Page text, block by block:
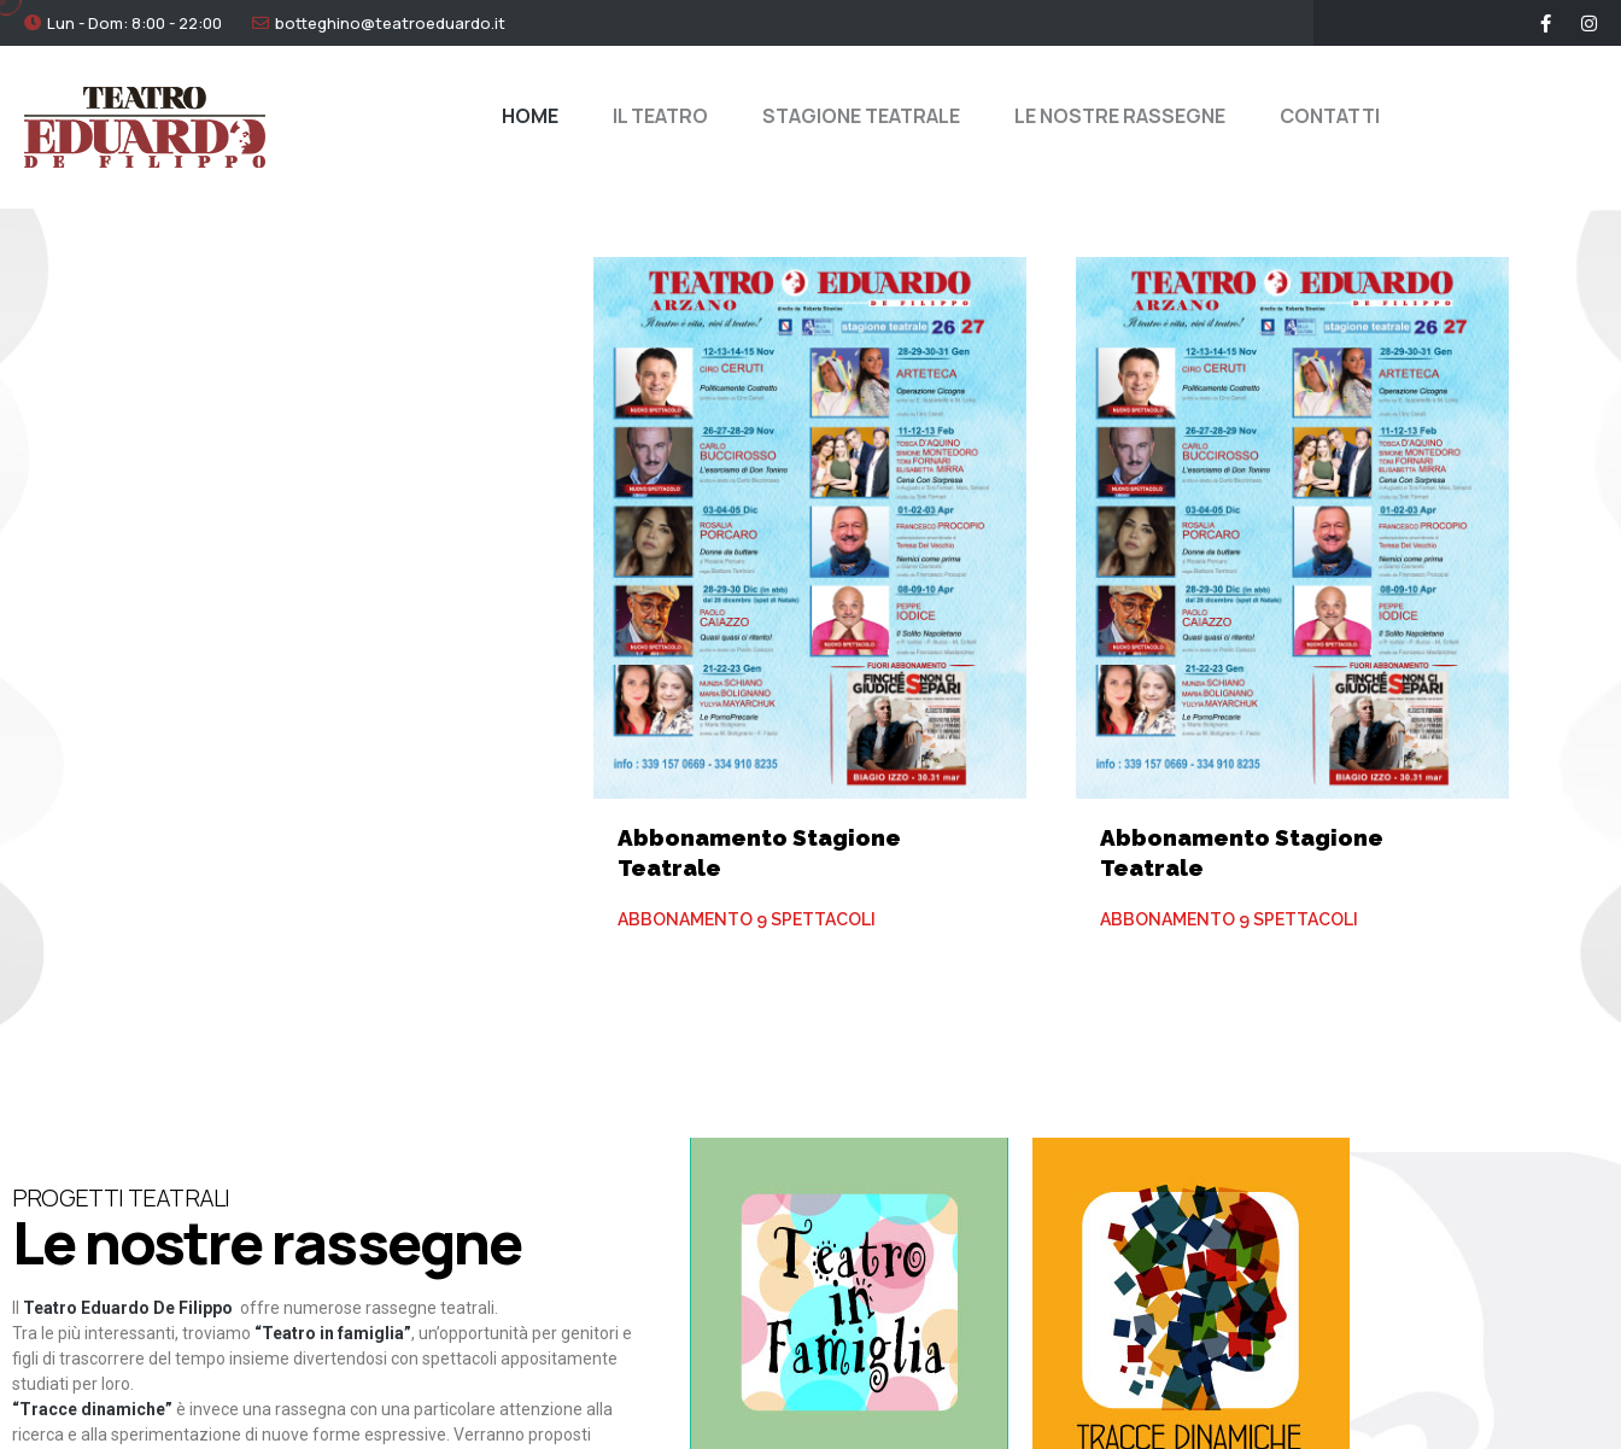
Lun - Dom: 8:00 - 22:00 botteghino@teatroeduardo.it
HOME IL TEATRO STAGIONE TEATRALE LE NOSTRE RASSEGNE CONTATTI
Abbonamento Stagione
Teatrale
ABBONAMENTO 9 SPETTACOLI
Abbonamento Stagione
Teatrale
ABBONAMENTO 9 SPETTACOLI
PROGETTI TEATRALI
Le nostre rassegne
Teatro Eduardo De Filippo offre numerose rassegne teatrali.
Tra le più interessanti, troviamo “Teatro in famiglia”, un’opportunità per genitori e
figli di trascorrere del tempo insieme divertendosi con spettacoli appositamente
studiati per loro.
“Tracce dinamiche” è invece una rassegna con una particolare attenzione alla
ricerca e alla sperimentazione di nuove forme espressive. Verranno proposti
Teatro in famiglia
Teatro In Famiglia è una
rassegna di teatro concepita
per far condividere e godere
del teatro all’intera famiglia.
Continua
Tracce dinamiche
Tracce Dinamiche è una
rassegna di teatro
d’innovazione e sperimentale.
Continua